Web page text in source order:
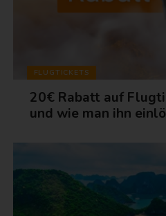
FLUGTICKETS
20€ Rabatt auf
und wie man ihn